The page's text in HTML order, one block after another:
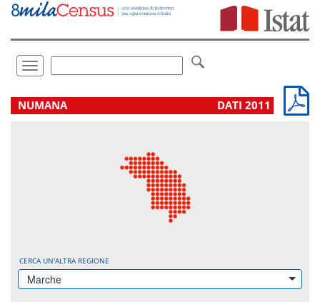
Vai
direttamente
Toggle
navigation
.
NUMANA DATI 2011
CERCA UN'ALTRA REGIONE
Marche